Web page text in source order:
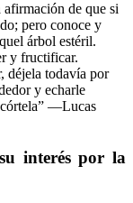
de que si
pero conoce y
árbol estéril.
y fructificar.
déjela todavía por
y echarle
—Lucas
interés por la